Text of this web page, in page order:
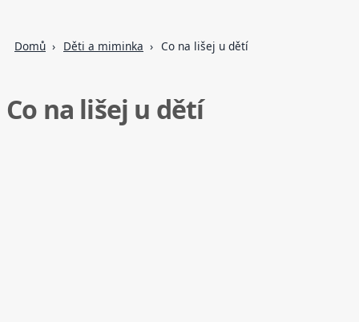
Domů Děti a miminka Co na lišej u dětí
Co na lišej u dětí